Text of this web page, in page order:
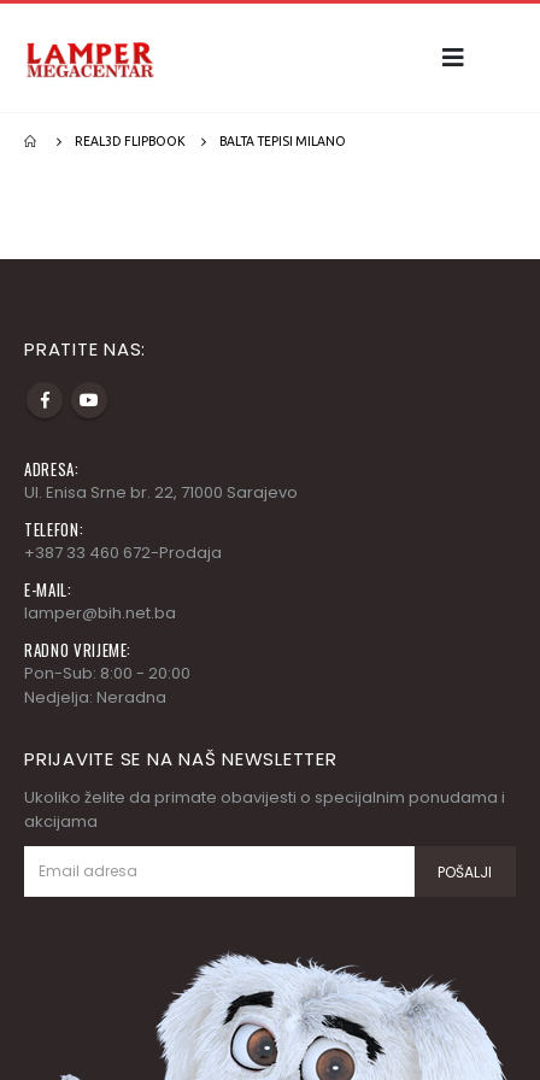
REAL3D FLIPBOOK BALTA TEPISI MILANO
PRATITE NAS:
ADRESA:
Ul. Enisa Srne br. 22, 71000 Sarajevo
TELEFON:
+387 33 460 672-Prodaja
E-MAIL:
lamper@bih.net.ba
RADNO VRIJEME:
Pon-Sub: 8:00 - 20:00
Nedjelja: Neradna
PRIJAVITE SE NA NAŠ NEWSLETTER
Ukoliko želite da primate obavijesti o specijalnim ponudama i
akcijama